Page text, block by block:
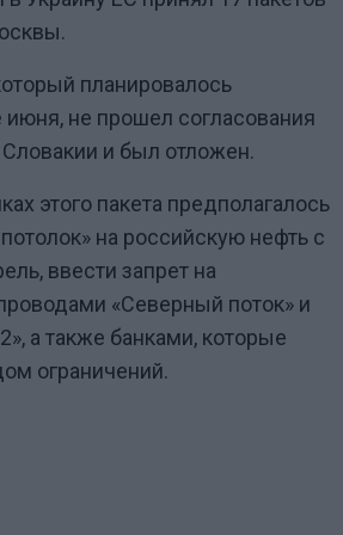
планировалось
июня, не прошел согласования
и был отложен.
этого пакета предполагалось
» на российскую нефть с
ввести запрет на
«Северный поток» и
», а также банками, которые
ограничений.